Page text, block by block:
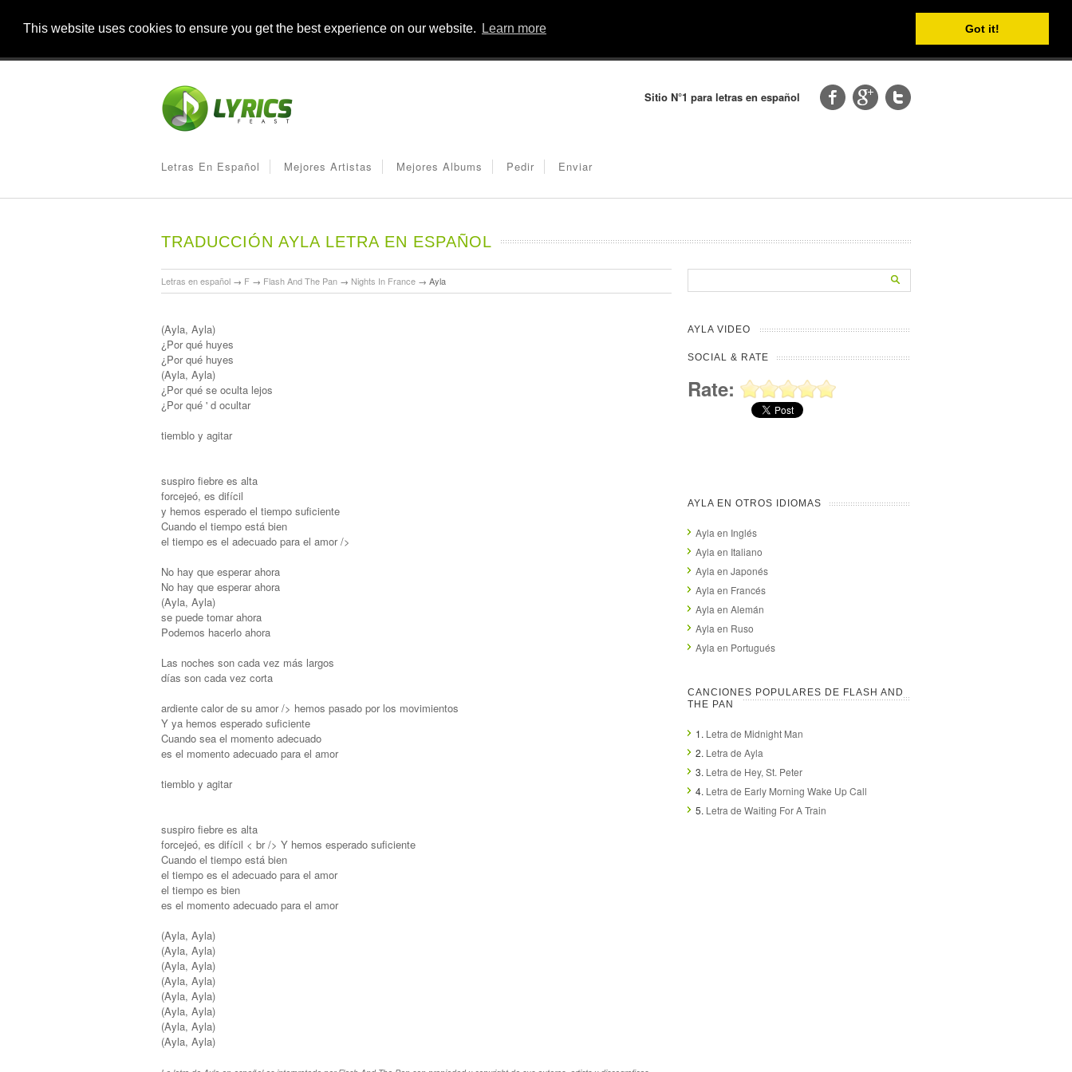
This website uses cookies to ensure you get the best experience on our website. Learn more Got it!
Sitio N°1 para letras en español
Letras En Español Mejores Artistas Mejores Albums Pedir Enviar
TRADUCCIÓN AYLA LETRA EN ESPAÑOL
Letras en español → F → Flash And The Pan → Nights In France → Ayla
(Ayla, Ayla)
¿Por qué huyes
¿Por qué huyes
(Ayla, Ayla)
¿Por qué se oculta lejos
¿Por qué ' d ocultar
tiemblo y agitar
suspiro fiebre es alta
forcejeó, es difícil
y hemos esperado el tiempo suficiente
Cuando el tiempo está bien
el tiempo es el adecuado para el amor />
No hay que esperar ahora
No hay que esperar ahora
(Ayla, Ayla)
se puede tomar ahora
Podemos hacerlo ahora
Las noches son cada vez más largos
días son cada vez corta
ardiente calor de su amor /> hemos pasado por los movimientos
Y ya hemos esperado suficiente
Cuando sea el momento adecuado
es el momento adecuado para el amor
tiemblo y agitar
suspiro fiebre es alta
forcejeó, es difícil < br /> Y hemos esperado suficiente
Cuando el tiempo está bien
el tiempo es el adecuado para el amor
el tiempo es bien
es el momento adecuado para el amor
(Ayla, Ayla)
(Ayla, Ayla)
(Ayla, Ayla)
(Ayla, Ayla)
(Ayla, Ayla)
(Ayla, Ayla)
(Ayla, Ayla)
(Ayla, Ayla)
AYLA VIDEO
SOCIAL & RATE
Rate:
AYLA EN OTROS IDIOMAS
Ayla en Inglés
Ayla en Italiano
Ayla en Japonés
Ayla en Francés
Ayla en Alemán
Ayla en Ruso
Ayla en Portugués
CANCIONES POPULARES DE FLASH AND
THE PAN
1. Letra de Midnight Man
2. Letra de Ayla
3. Letra de Hey, St. Peter
4. Letra de Early Morning Wake Up Call
5. Letra de Waiting For A Train